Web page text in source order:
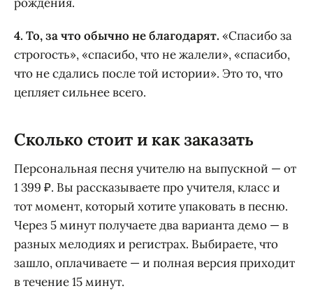
4. То, за что обычно не благодарят. «Спасибо за
строгость», «спасибо, что не жалели», «спасибо,
что не сдались после той истории». Это то, что
цепляет сильнее всего.
Сколько стоит и как заказать
Персональная песня учителю на выпускной — от
1 399 ₽. Вы рассказываете про учителя, класс и
тот момент, который хотите упаковать в песню.
Через 5 минут получаете два варианта демо — в
разных мелодиях и регистрах. Выбираете, что
зашло, оплачиваете — и полная версия приходит
в течение 15 минут.